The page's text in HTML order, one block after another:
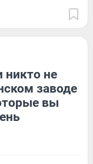
никто не
заводе
вы